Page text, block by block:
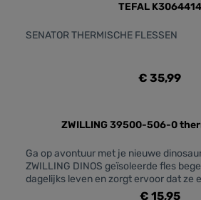
TEFAL K3064414
SENATOR THERMISCHE FLESSEN
€ 35,99
ZWILLING 39500-506-0
Ga op avontuur met je nieuwe
ZWILLING DINOS geïsoleerde fles
dagelijks leven en zorgt ervoor dat ze
bij de hand hebben. De BPA-vrije fles
€ 15,95